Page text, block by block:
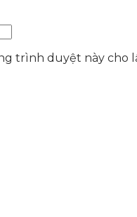
trình duyệt này cho